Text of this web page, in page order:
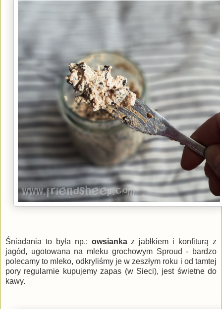
Śniadania to była np.: owsiankaz jabłkiem i konfiturą z
jagód, ugotowana na mleku grochowym Sproud - bardzo
polecamy to mleko, odkryliśmy je w zeszłym roku i od tamtej
pory regularnie kupujemy zapas (w Sieci), jest świetne do
kawy.